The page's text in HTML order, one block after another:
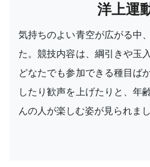
洋上運
気持ちのよい青空が広がる中
た。競技内容は、綱引きや玉
どなたでも参加できる種目ば
したり歓声を上げたりと、年
んの人が楽しむ姿が見られまし